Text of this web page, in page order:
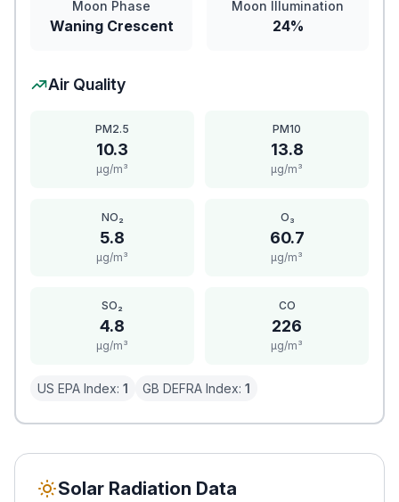
Moon Phase
Waning Crescent
Moon Illumination
24%
Air Quality
PM2.5
10.3
μg/m³
PM10
13.8
μg/m³
NO₂
5.8
μg/m³
O₃
60.7
μg/m³
SO₂
4.8
μg/m³
CO
226
μg/m³
US EPA Index: 1 GB DEFRA Index: 1
Solar Radiation Data